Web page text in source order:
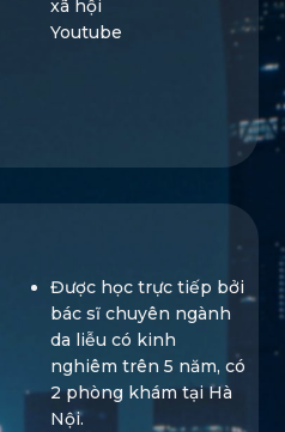
xã hội
Youtube
Được học trực tiếp bởi
bác sĩ chuyên ngành
da liễu có kinh
nghiêm trên 5 năm, có
2 phòng khám tại Hà
Nội.